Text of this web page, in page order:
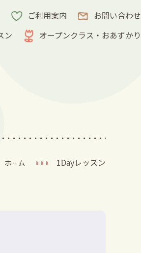
ご利用案内
お問い合わせ
ン オープンクラス・おあずかり
ホーム 1Dayレッスン